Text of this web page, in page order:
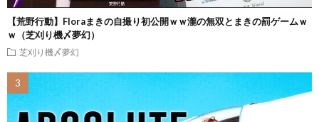
【荒野行動】Floraまきの自撮り初公開ｗｗ瀧の無双とまきの罰ゲームｗ
ｗ（芝刈り機〆夢幻）
芝刈り機〆夢幻